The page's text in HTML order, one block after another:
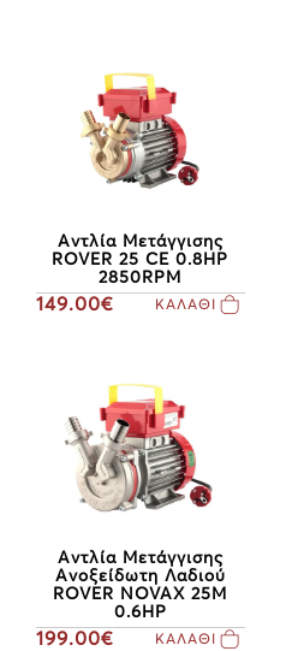
Αντλία Μετάγγισης
ROVER 25 CE 0.8HP
2850RPM
149.00€ ΚΑΛΑΘΙ
Αντλία Μετάγγισης
Aνοξείδωτη Λαδιού
ROVER NOVAX 25M
0.6HP
199.00€ ΚΑΛΑΘΙ